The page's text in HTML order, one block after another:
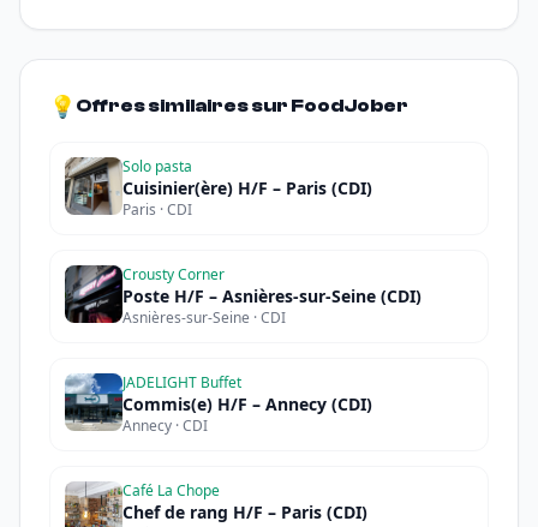
💡 Offres similaires sur FoodJober
Solo pasta
Cuisinier(ère) H/F – Paris (CDI)
Paris · CDI
Crousty Corner
Poste H/F – Asnières-sur-Seine (CDI)
Asnières-sur-Seine · CDI
JADELIGHT Buffet
Commis(e) H/F – Annecy (CDI)
Annecy · CDI
Café La Chope
Chef de rang H/F – Paris (CDI)